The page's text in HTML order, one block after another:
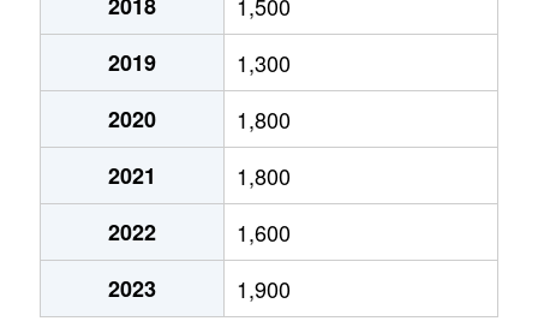
東野町
350万円 春日井(ＪＲ)
藤山台
1,100万円 高蔵寺
藤山台
230万円 高蔵寺
藤山台
480万円 高蔵寺
藤山台
2,200万円 高蔵寺
藤山台
320万円 高蔵寺
2019
1,300
2020
1,800
2021
1,800
2022
1,600
2023
1,900